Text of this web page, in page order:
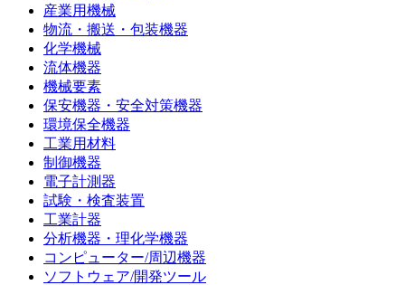
産業用機械
物流・搬送・包装機器
化学機械
流体機器
機械要素
保安機器・安全対策機器
環境保全機器
工業用材料
制御機器
電子計測器
試験・検査装置
工業計器
分析機器・理化学機器
コンピューター/周辺機器
ソフトウェア/開発ツール